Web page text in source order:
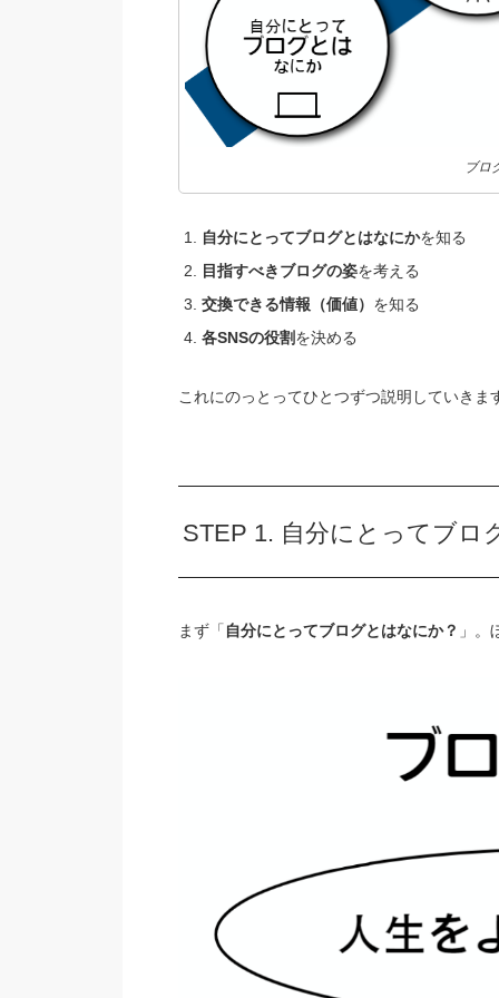
ブロ
自分にとってブログとはなにかを知る
目指すべきブログの姿を考える
交換できる情報（価値） を知る
各SNSの役割を決める
これにのっとってひとつずつ説明していきま
STEP 1. 自分にとってブロ
まず「 自分にとってブログとはなにか？ 」。